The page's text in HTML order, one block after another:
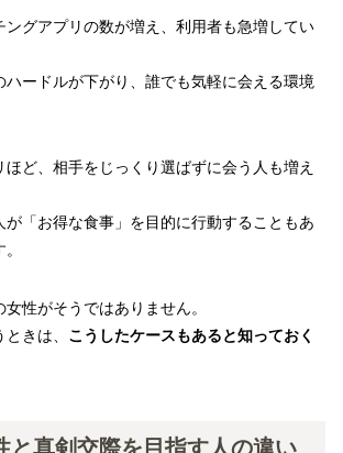
ングアプリの数が増え、利用者も急増してい
ハードルが下がり、誰でも気軽に会える環境
ど、相手をじっくり選ばずに会う人も増え
が「お得な食事」を目的に行動することもあ
性がそうではありません。
きは、 こうしたケースもあると知っておく
と真剣交際を目指す人の違い